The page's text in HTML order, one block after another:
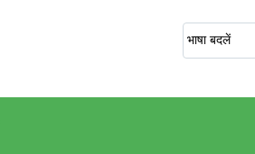
भाषा बदलें